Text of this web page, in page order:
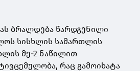
ბრალდება წარდგენილი
სისხლის სამართლის
მე-2 ნაწილით
რაც გამოიხატა